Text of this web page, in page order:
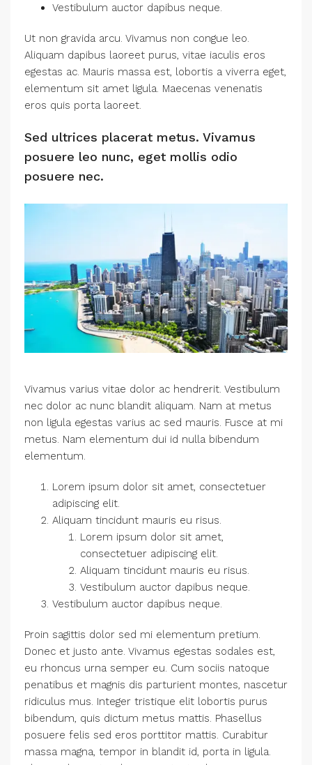
Vestibulum auctor dapibus neque.
Ut non gravida arcu. Vivamus non congue leo.
Aliquam dapibus laoreet purus, vitae iaculis eros
egestas ac. Mauris massa est, lobortis a viverra eget,
elementum sit amet ligula. Maecenas venenatis
eros quis porta laoreet.
Sed ultrices placerat metus. Vivamus
posuere leo nunc, eget mollis odio
posuere nec.
Vivamus varius vitae dolor ac hendrerit. Vestibulum
nec dolor ac nunc blandit aliquam. Nam at metus
non ligula egestas varius ac sed mauris. Fusce at mi
metus. Nam elementum dui id nulla bibendum
elementum.
Lorem ipsum dolor sit amet, consectetuer
adipiscing elit.
Aliquam tincidunt mauris eu risus.
Lorem ipsum dolor sit amet,
consectetuer adipiscing elit.
Aliquam tincidunt mauris eu risus.
Vestibulum auctor dapibus neque.
Vestibulum auctor dapibus neque.
Proin sagittis dolor sed mi elementum pretium.
Donec et justo ante. Vivamus egestas sodales est,
eu rhoncus urna semper eu. Cum sociis natoque
penatibus et magnis dis parturient montes, nascetur
ridiculus mus. Integer tristique elit lobortis purus
bibendum, quis dictum metus mattis. Phasellus
posuere felis sed eros porttitor mattis. Curabitur
massa magna, tempor in blandit id, porta in ligula.